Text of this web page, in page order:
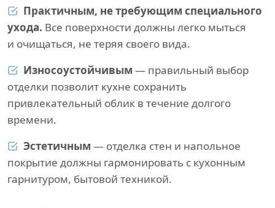
Практичным, не требующим специального
ухода. Все поверхности должны легко мыться
и очищаться, не теряя своего вида.
Износоустойчивым — правильный выбор
отделки позволит кухне сохранить
привлекательный облик в течение долгого
времени.
Эстетичным — отделка стен и напольное
покрытие должны гармонировать с кухонным
гарнитуром, бытовой техникой.